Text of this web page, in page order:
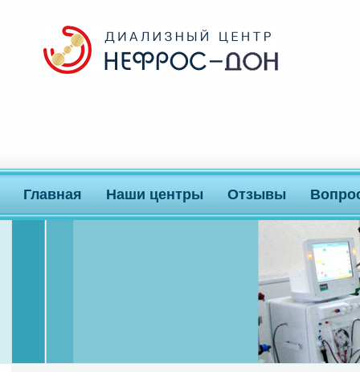
Главная Наши центры Отзывы